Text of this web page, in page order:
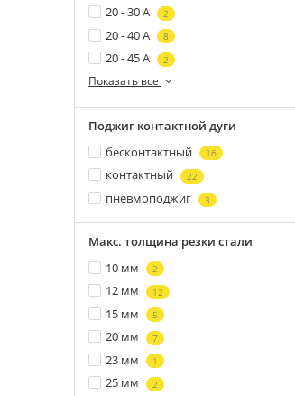
20 - 30 А 2
20 - 40 А 8
20 - 45 А 2
Показать все
Поджиг контактной дуги
бесконтактный
16
контактный 22
пневмоподжиг 3
Макс. толщина резки стали
10 мм
2
12 мм 12
15 мм 5
20 мм 7
23 мм 1
25 мм 2